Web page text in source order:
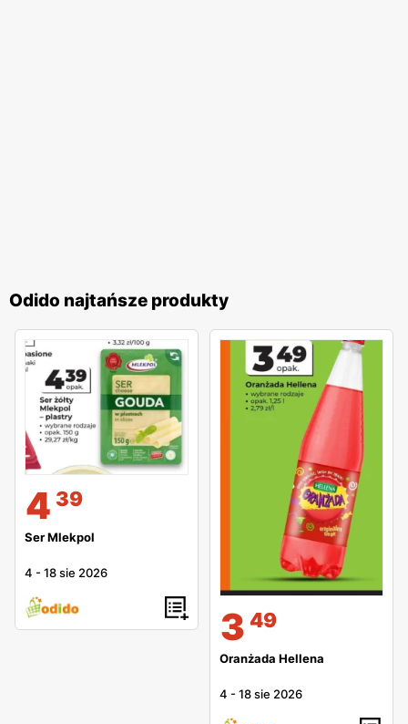
asortymentu i licznych udogodnień, co sprawia, że zakupy
w tej sieci są wyjątkowo satysfakcjonujące.
Odido najtańsze produkty
4 39
Ser Mlekpol
4 -18 sie 2026
3 49
Oranżada Hellena
4 -18 sie 2026